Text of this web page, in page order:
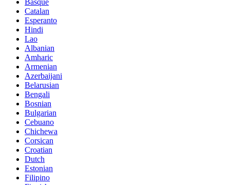
Catalan
Esperanto
Hindi
Lao
Albanian
Amharic
Armenian
Azerbaijani
Belarusian
Bengali
Bosnian
Bulgarian
Cebuano
Chichewa
Corsican
Croatian
Dutch
Estonian
Filipino